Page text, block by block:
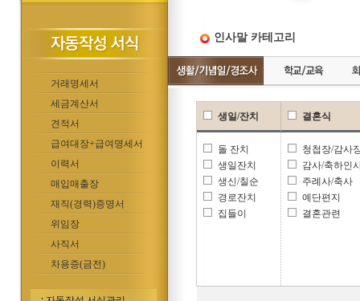
거래명세서
세금계산서
견적서
급여대장+급여명세서
이력서
매입매출장
재직(경력)증명서
위임장
사직서
차용증(금전)
인사말 카테고리
생일/잔치
돌 잔치
생일잔치
생신/칠순
경로잔치
집들이
결혼식
청첩장/감사
감사/축하인
주례사/축사
예단편지
결혼관련